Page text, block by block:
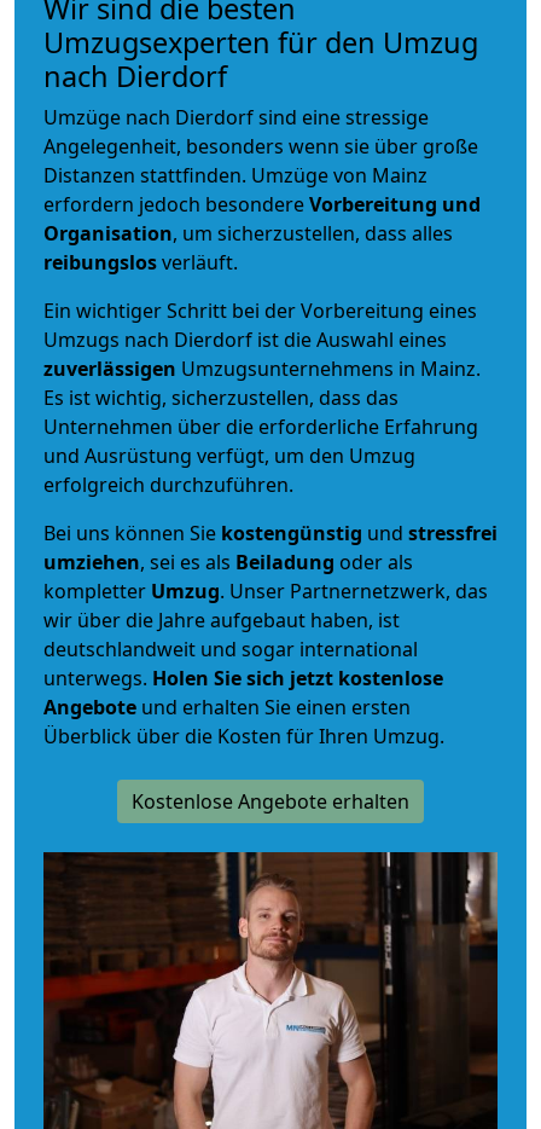
Wir sind die besten
Umzugsexperten für den Umzug
nach Dierdorf
Umzüge nach Dierdorf sind eine stressige
Angelegenheit, besonders wenn sie über große
Distanzen stattfinden. Umzüge von Mainz
erfordern jedoch besondereVorbereitung und
Organisation, um sicherzustellen, dass alles
reibungslosverläuft.
Ein wichtiger Schritt bei der Vorbereitung eines
Umzugs nach Dierdorf ist die Auswahl eines
zuverlässigen Umzugsunternehmens in Mainz.
Es ist wichtig, sicherzustellen, dass das
Unternehmen über die erforderliche Erfahrung
und Ausrüstung verfügt, um den Umzug
erfolgreich durchzuführen.
Bei uns können Sie kostengünstig und stressfrei
umziehen, sei es als Beiladung oder als
kompletter Umzug. Unser Partnernetzwerk, das
wir über die Jahre aufgebaut haben, ist
deutschlandweit und sogar international
unterwegs. Holen Sie sich jetzt kostenlose
Angebote und erhalten Sie einen ersten
Überblick über die Kosten für Ihren Umzug.
Kostenlose Angebote erhalten